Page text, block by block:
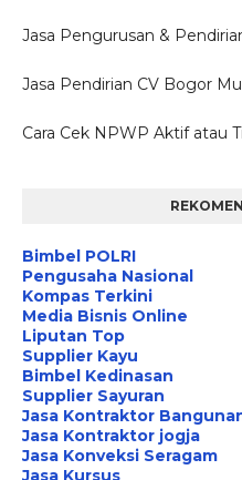
Jasa Pengurusan &
Jasa Pendirian CV Bogor
Cara Cek NPWP Aktif atau
Bimbel POLRI
Pengusaha Nasional
Kompas Terkini
Media Bisnis Online
Liputan Top
Supplier Kayu
Bimbel Kedinasan
Supplier Sayuran
Jasa Kontraktor
Jasa Kontraktor jogja
Jasa Konveksi Seragam
Jasa Kursus